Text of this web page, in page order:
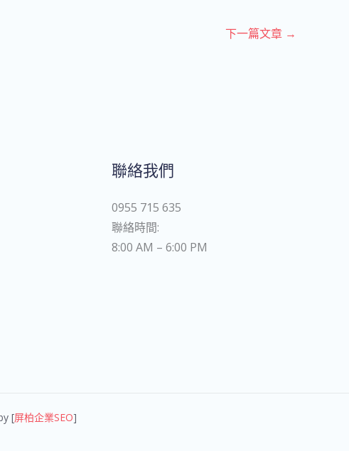
下一篇文章 →
聯絡我們
0955 715 635
聯絡時間:
8:00 AM – 6:00 PM
[屏柏企業SEO]